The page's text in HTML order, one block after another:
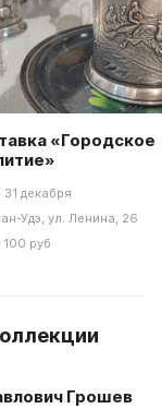
«Городское
31 декабря
Удэ, ул. Ленина, 26
100 руб
Грошев